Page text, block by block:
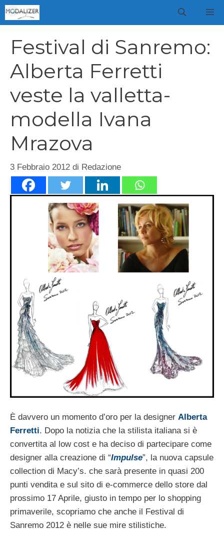
Vai
al
Festival di Sanremo:
Alberta Ferretti
veste la valletta-
modella Ivana
Mrazova
3 Febbraio 2012 di Redazione
È davvero un momento d’oro per la designer Alberta
Ferretti. Dopo la notizia che la stilista italiana si è
convertita al low cost e ha deciso di partecipare come
designer alla creazione di “Impulse”, la nuova capsule
collection di Macy’s. che sarà presente in quasi 200
punti vendita e sul sito di e-commerce dello store dal
prossimo 17 Aprile, giusto in tempo per lo shopping
primaverile, scopriamo che anche il Festival di
Sanremo 2012 è nelle sue mire stilistiche.